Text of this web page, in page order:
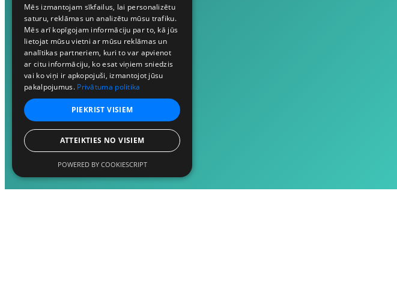
Mēs izmantojam sīkfailus, lai personalizētu
saturu, reklāmas un analizētu mūsu trafiku.
Mēs arī kopīgojam informāciju par to, kā jūs
lietojat mūsu vietni ar mūsu reklāmas un
analītikas partneriem, kuri to var apvienot
ar citu informāciju, ko esat viņiem sniedzis
vai ko viņi ir apkopojuši, izmantojot jūsu
pakalpojumus. Privātuma politika
PIEKRIST VISIEM
ATTEIKTIES NO VISIEM
POWERED BY COOKIESCRIPT